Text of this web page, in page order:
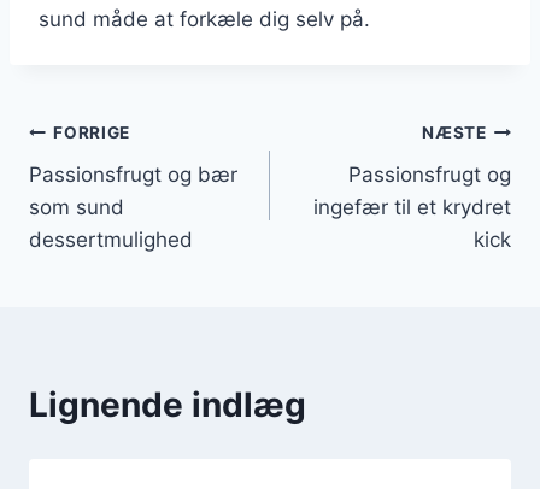
sund måde at forkæle dig selv på.
Indlægsnavigation
FORRIGE
Passionsfrugt og bær
som sund
dessertmulighed
NÆSTE
Passionsfrugt og
ingefær til et krydret
kick
Lignende indlæg